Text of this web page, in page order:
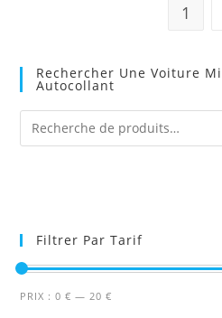
1
Rechercher Une Voiture
Autocollant
Filtrer Par Tarif
Prix
Prix
PRIX :0 € — 20 €